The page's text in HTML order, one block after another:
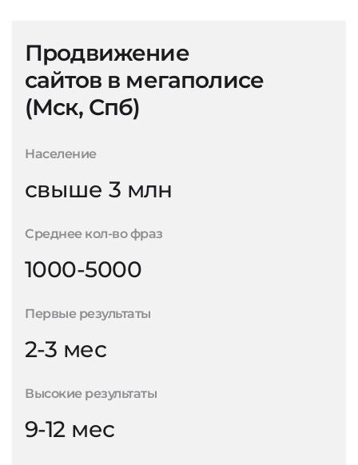
Продвижение
сайтов в мегаполисе
(Мск, Спб)
Население
свыше 3 млн
Среднее кол-во фраз
1000-5000
Первые результаты
2-3 мес
Высокие результаты
9-12 мес